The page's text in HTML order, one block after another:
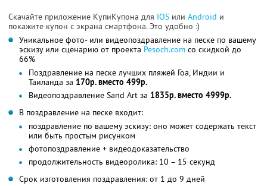
Скачайте приложение КупиКупона для IOS или Android и
покажите купон с экрана смартфона. Это удобно :)
Уникальное фото- или видеопоздравление на песке по вашему
эскизу или сценарию от проекта Pesoch.com со скидкой до
66%
Поздравление на песке лучших пляжей Гоа, Индии и
Таиланда за 170р. вместо 499р.
Видеопоздравление Sand Art за 1835р. вместо 4999р.
В поздравление на песке входит:
поздравление по вашему эскизу: оно может содержать текст
или быть простым рисунком
фотопоздравление + видеодоказательство
продолжительность видеоролика: 10 – 15 секунд
Срок изготовления поздравления: от 1 до 9 дней